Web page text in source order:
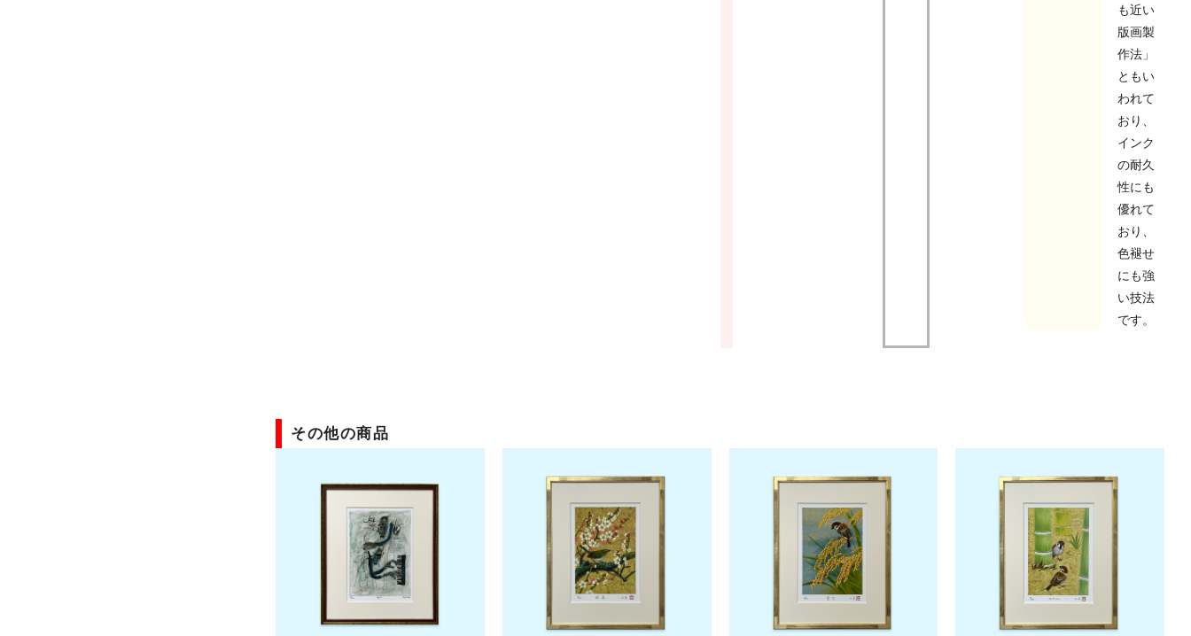
も近い
版画製
作法」
ともい
われて
おり、
インク
の耐久
性にも
優れて
おり、
色褪せ
にも強
い技法
です。
その他の商品